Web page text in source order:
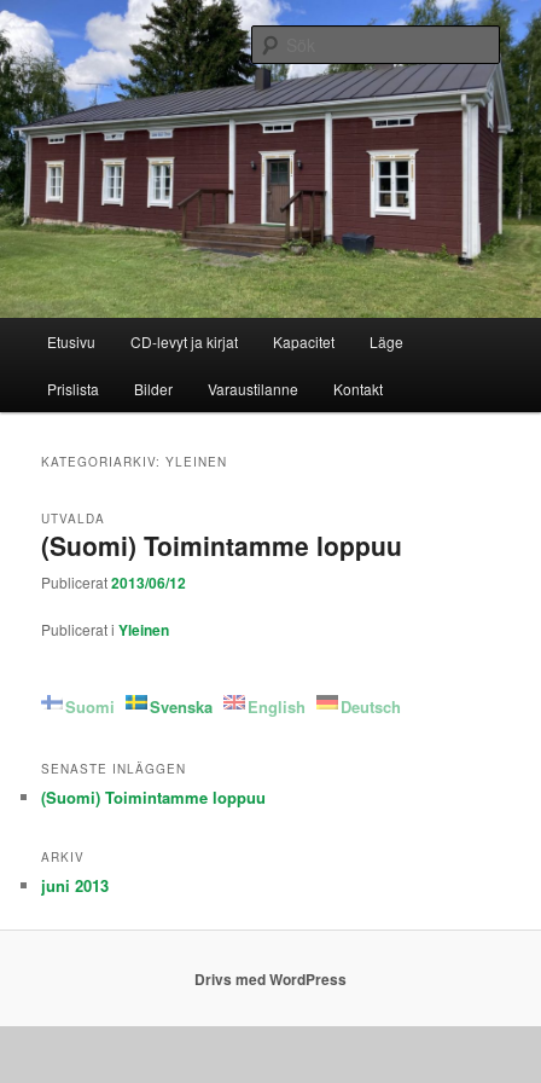
Hoppa
till
primärt
innehåll
Hoppa
till
sekundärt
innehållJukintuvan kortteeri
(Suomi) bed and breakfast
Sök
Etusivu CD-levyt ja kirjat Kapacitet Läge
Prislista Bilder Varaustilanne Kontakt
KATEGORIARKIV:YLEINEN
(Suomi) Toimintamme loppuu
UTVALDA
Publicerat2013/06/12
Publicerat i Yleinen
Suomi Svenska English Deutsch
SENASTE INLÄGGEN
(Suomi) Toimintamme loppuu
ARKIV
juni 2013
Drivs med WordPress